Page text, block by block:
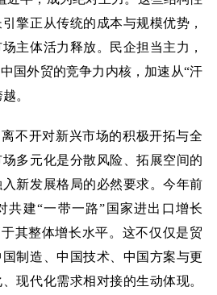
擎正从传统的成本与规模优势，
主体活力释放。民企担当主力，
国外贸的竞争力内核，加速从“汗
。
不开对新兴市场的积极开拓与全
多元化是分散风险、拓展空间的
新发展格局的必然要求。今年前
共建“一带一路”国家进出口增长
其整体增长水平。这不仅仅是贸
制造、中国技术、中国方案与更
现代化需求相对接的生动体现。